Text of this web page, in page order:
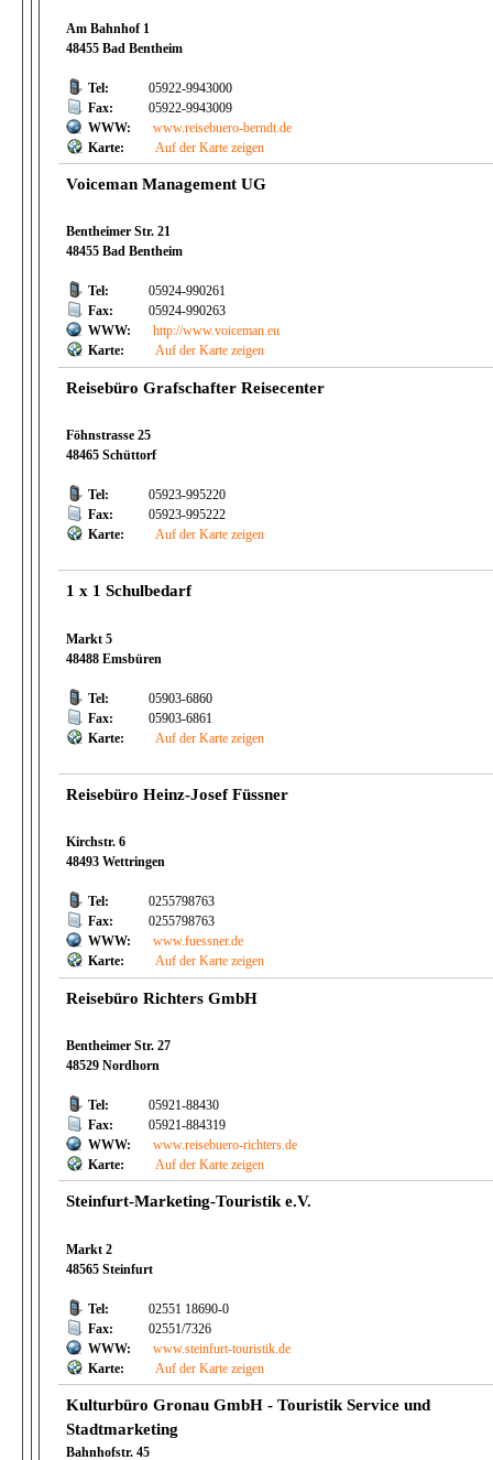
Am Bahnhof 1
48455 Bad Bentheim
Tel:
05922-9943000
Fax:
05922-9943009
WWW:
www.reisebuero-berndt.de
Karte:
Auf der Karte zeigen
Voiceman Management UG
Bentheimer Str. 21
48455 Bad Bentheim
Tel:
05924-990261
Fax:
05924-990263
WWW:
http://www.voiceman.eu
Karte:
Auf der Karte zeigen
Reisebüro Grafschafter Reisecenter
Föhnstrasse 25
48465 Schüttorf
Tel:
05923-995220
Fax:
05923-995222
Karte:
Auf der Karte zeigen
1 x 1 Schulbedarf
Markt 5
48488 Emsbüren
Tel:
05903-6860
Fax:
05903-6861
Karte:
Auf der Karte zeigen
Reisebüro Heinz-Josef Füssner
Kirchstr. 6
48493 Wettringen
Tel:
0255798763
Fax:
0255798763
WWW:
www.fuessner.de
Karte:
Auf der Karte zeigen
Reisebüro Richters GmbH
Bentheimer Str. 27
48529 Nordhorn
Tel:
05921-88430
Fax:
05921-884319
WWW:
www.reisebuero-richters.de
Karte:
Auf der Karte zeigen
Steinfurt-Marketing-Touristik e.V.
Markt 2
48565 Steinfurt
Tel:
02551 18690-0
Fax:
02551/7326
WWW:
www.steinfurt-touristik.de
Karte:
Auf der Karte zeigen
Kulturbüro Gronau GmbH - Touristik Service und
Stadtmarketing
Bahnhofstr. 45